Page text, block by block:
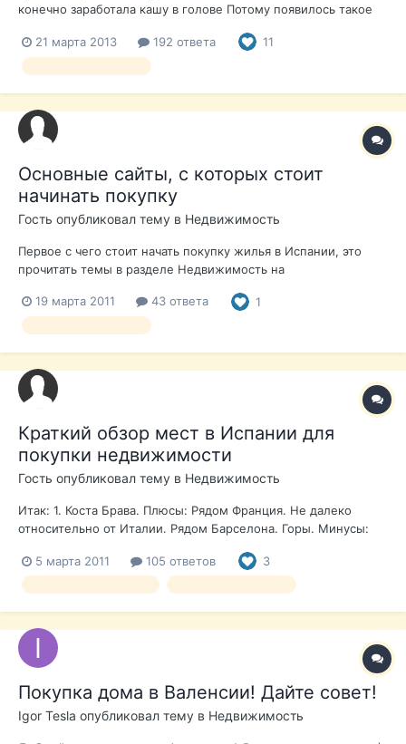
конечно заработала кашу в голове Потому появилось такое
кем поделиться, обсудить, может даже поспорить немного
дружелюбно (кроме 2 знакомых уже купивших себе дачки в
21 марта 2013 192 ответа 11
Основные сайты, с которых стоит
начинать покупку
Гость опубликовал тему в Недвижимость
Первое с чего стоит начать покупку жилья в Испании, это
прочитать темы в разделе Недвижимость на
где размещаются объявления о поиске недвижимости:
http://www.fotocasa.es http://www.idealista.com
19 марта 2011 43 ответа 1
Краткий обзор мест в Испании для
покупки недвижимости
Гость опубликовал тему в Недвижимость
Итак: 1. Коста Брава. Плюсы: Рядом Франция. Не далеко
относительно от Италии. Рядом Барселона. Горы. Минусы:
даже снег. Часты дожди. Пляжи на мой вкус так себе. 2.
Коста Даурада. Плюсы: Изумительные пляжи. Порт Авентура.
5 марта 2011 105 ответов 3
Покупка дома в Валенсии! Дайте совет!
Igor Tesla опубликовал тему в Недвижимость